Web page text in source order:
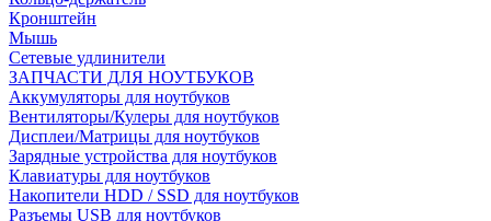
Кронштейн
Мышь
Сетевые удлинители
ЗАПЧАСТИ ДЛЯ НОУТБУКОВ
Аккумуляторы для ноутбуков
Вентиляторы/Кулеры для ноутбуков
Дисплеи/Матрицы для ноутбуков
Зарядные устройства для ноутбуков
Клавиатуры для ноутбуков
Накопители HDD / SSD для ноутбуков
Разъемы USB для ноутбуков